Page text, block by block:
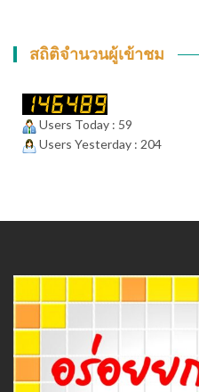
สถิติจำนวนผู้เข้าชม
Users Today : 59
Users Yesterday : 204